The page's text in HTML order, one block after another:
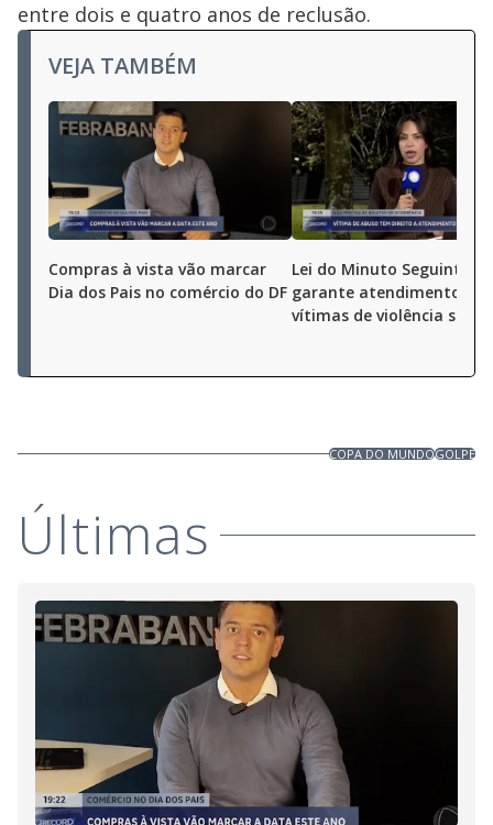
entre dois e quatro anos de reclusão.
VEJA TAMBÉM
Compras à vista vão marcar
Dia dos Pais no comércio do DF
Lei do Minuto Seguinte
garante atendimento no
vítimas de violência
COPA DO MUNDOGOLPE
Últimas